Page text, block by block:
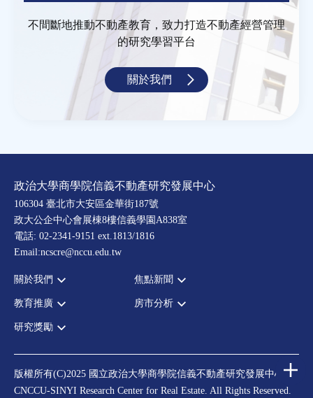
不間斷地推動不動產教育，致力打造不動產經營管理
的研究學習平台
關於我們
政治大學商學院信義不動產研究發展中心
106304 臺北市大安區金華街187號
政大公企中心會展棟8樓信義學園A838室
電話: 02-2341-9151 ext.1813/1816
Email:ncscre@nccu.edu.tw
關於我們
宗旨願景
設置辦法
指導委員
中心成員
聯絡我們
焦點新聞
全部新聞
法律新訊
教育推廣
全部活動
理財規劃講座
房市分析
研究獎勵
住宅學會論文獎支援
都市計劃學會論文獎支援
版權所有(C)2025 國立政治大學商學院信義不動產研究發展中心
CNCCU-SINYI Research Center for Real Estate. All Rights Reserved.